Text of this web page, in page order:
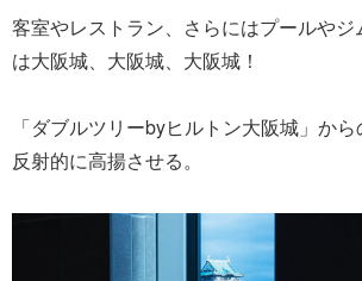
客室やレストラン、さらにはプールや
は大阪城、大阪城、大阪城！
「ダブルツリーbyヒルトン大阪城」か
反射的に高揚させる。